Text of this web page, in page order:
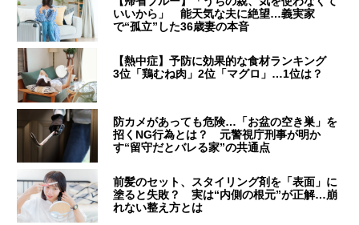
いいから」 能天気な夫に絶望…義実家
で“孤立”した36歳妻の本音
【熱中症】予防に効果的な食材ランキング
3位「鶏むね肉」2位「マグロ」…1位は？
防カメがあっても危険…「お盆の空き巣」を
招くNG行為とは？ 元警視庁刑事が明か
す“留守だとバレる家”の共通点
前髪のセット、スタイリング剤を「表面」に
塗ると失敗？ 実は“内側の根元”が正解…崩
れない整え方とは